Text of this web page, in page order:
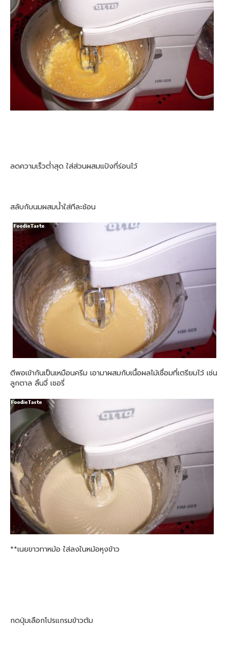
ลดความเร็วต่ำสุด ใส่ส่วนผสมแป้งที่ร่อนไว้
สลับกับนมผสมน้ำใส่ทีละช้อน
ตีพอเข้ากันเป็นเหมือนครีม เอามาผสมกับเนื้อผลไม้เชื่อมที่เตรียมไว้ เช่น
ลูกตาล ลิ้นจี่ เชอรี่
**เนยขาวทาหม้อ ใส่ลงในหม้อหุงข้าว
กดปุ่มเลือกโปรแกรมข้าวต้ม